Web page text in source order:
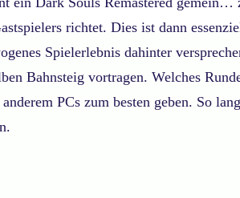
richtet. Dies ist dann
Spielerlebnis dahinter
Bahnsteig vortragen. Welches
PCs zum besten geben. So